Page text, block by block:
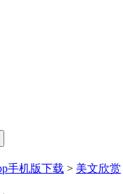
手机版下载 > 美文欣赏